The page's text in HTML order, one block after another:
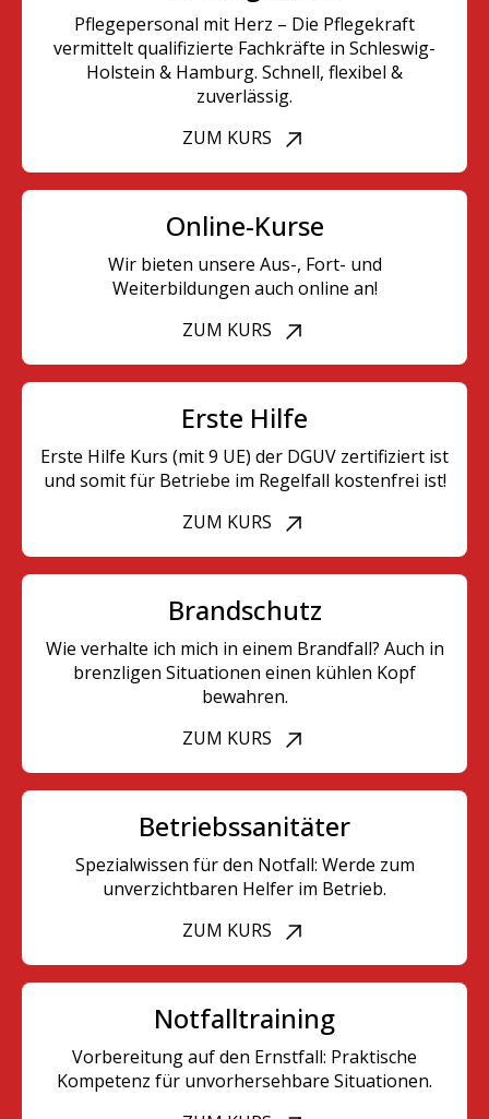
Pflegepersonal mit Herz – Die Pflegekraft
vermittelt qualifizierte Fachkräfte in Schleswig-
Holstein & Hamburg. Schnell, flexibel &
zuverlässig.
ZUM KURS
Online-Kurse
Wir bieten unsere Aus-, Fort- und
Weiterbildungen auch online an!
ZUM KURS
Erste Hilfe
Erste Hilfe Kurs (mit 9 UE) der DGUV zertifiziert ist
und somit für Betriebe im Regelfall kostenfrei ist!
ZUM KURS
Brandschutz
Wie verhalte ich mich in einem Brandfall? Auch in
brenzligen Situationen einen kühlen Kopf
bewahren.
ZUM KURS
Betriebssanitäter
Spezialwissen für den Notfall: Werde zum
unverzichtbaren Helfer im Betrieb.
ZUM KURS
Notfalltraining
Vorbereitung auf den Ernstfall: Praktische
Kompetenz für unvorhersehbare Situationen.